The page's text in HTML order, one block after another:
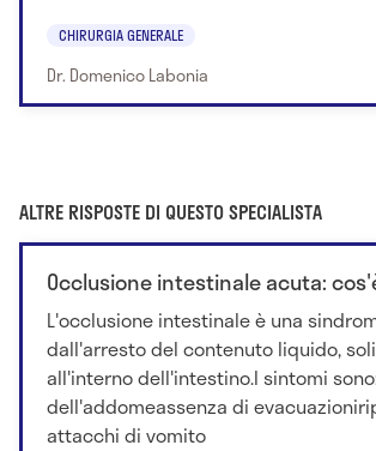
CHIRURGIA GENERALE
Dr. Domenico Labonia
ALTRE RISPOSTE DI QUESTO SPECIALISTA
Occlusione intestinale acuta:
L'occlusione intestinale è una
dall'arresto del contenuto liquido,
all'interno dell'intestino.I sintomi
dell'addomeassenza di
attacchi di vomito